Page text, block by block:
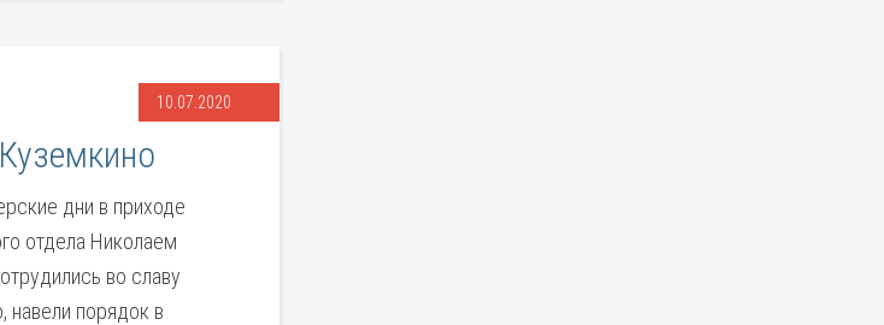
10.07.2020
дни в приходе
отдела Николаем
во славу
навели порядок в